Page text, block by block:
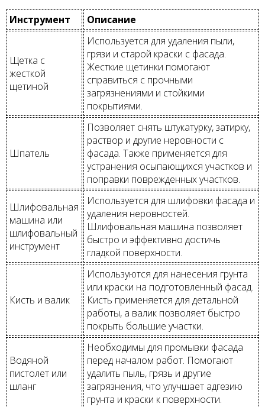
Инструмент Описание
Щетка с
жесткой
щетиной
Используется для удаления пыли,
грязи и старой краски с фасада.
Жесткие щетинки помогают
справиться с прочными
загрязнениями и стойкими
покрытиями.
Шпатель
Позволяет снять штукатурку, затирку,
раствор и другие неровности с
фасада. Также применяется для
устранения осыпающихся участков и
поправки поврежденных участков.
Шлифовальная
машина или
шлифовальный
инструмент
Используется для шлифовки фасада и
удаления неровностей.
Шлифовальная машина позволяет
быстро и эффективно достичь
гладкой поверхности.
Кисть и валик
Используются для нанесения грунта
или краски на подготовленный фасад.
Кисть применяется для детальной
работы, а валик позволяет быстро
покрыть большие участки.
Водяной
пистолет или
шланг
Необходимы для промывки фасада
перед началом работ. Помогают
удалить пыль, грязь и другие
загрязнения, что улучшает адгезию
грунта и краски к поверхности.